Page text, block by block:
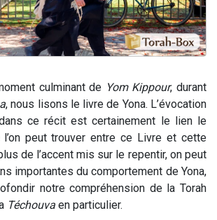
culminant de Yom Kippour, durant
, nous lisons le livre de Yona. L’évocation
ce récit est certainement le lien le
peut trouver entre ce Livre et cette
de l’accent mis sur le repentir, on peut
importantes du comportement de Yona,
notre compréhension de la Torah
Téchouva en particulier.